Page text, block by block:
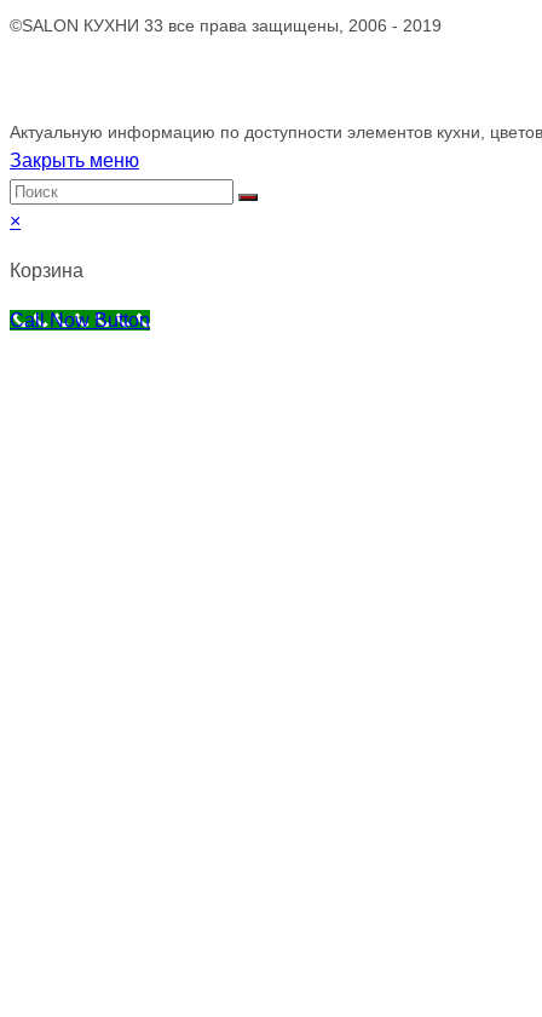
©SALON КУХНИ 33 все права защищены, 2006 - 2019
Актуальную информацию по доступности элементов кухни,
Закрыть меню
×
Корзина
Call Now Button